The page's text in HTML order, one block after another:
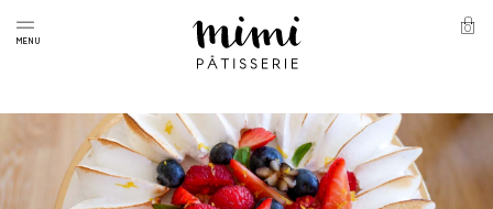
content
MENU
0